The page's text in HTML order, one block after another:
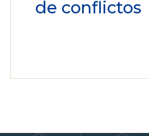
de conflictos